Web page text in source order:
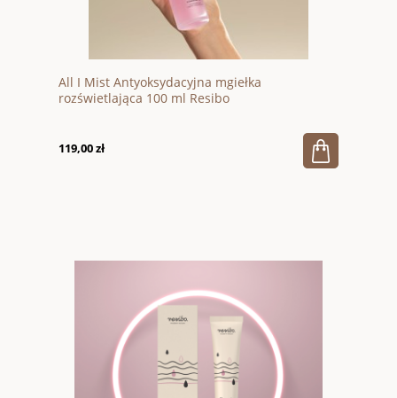
All I Mist Antyoksydacyjna mgiełka
rozświetlająca 100 ml Resibo
119,00 zł